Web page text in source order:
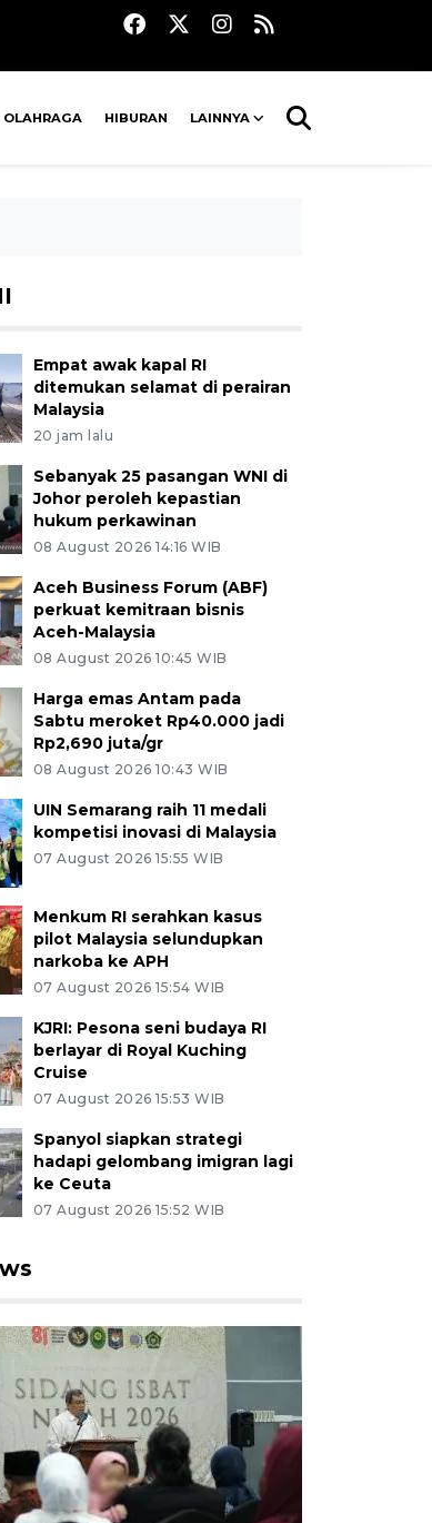
OLAHRAGA HIBURAN LAINNYA
Empat awak kapal RI
ditemukan selamat di perairan
Malaysia
20 jam lalu
Sebanyak 25 pasangan WNI di
Johor peroleh kepastian
hukum perkawinan
08 August 2026 14:16 WIB
Aceh Business Forum (ABF)
perkuat kemitraan bisnis
Aceh-Malaysia
08 August 2026 10:45 WIB
Harga emas Antam pada
Sabtu meroket Rp40.000 jadi
Rp2,690 juta/gr
08 August 2026 10:43 WIB
UIN Semarang raih 11 medali
kompetisi inovasi di Malaysia
07 August 2026 15:55 WIB
Menkum RI serahkan kasus
pilot Malaysia selundupkan
narkoba ke APH
07 August 2026 15:54 WIB
KJRI: Pesona seni budaya RI
berlayar di Royal Kuching
Cruise
07 August 2026 15:53 WIB
Spanyol siapkan strategi
hadapi gelombang imigran lagi
ke Ceuta
07 August 2026 15:52 WIB